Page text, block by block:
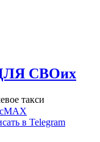
СВОих
такси
MAX